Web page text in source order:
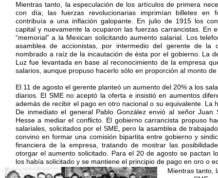
Mientras tanto, la especulación de los artículos de primera
con día; las fuerzas revolucionarias imprimían billetes en
contribuía a una inflación galopante. En julio de 1915 los
capital y nuevamente la ocuparon las fuerzas carrancistas. En
“memorial” a la Mexican solicitando aumento salarial. Los
asamblea de accionistas, por intermedio del gerente de la
nombrado a raíz de la incautación de ésta por el gobierno. La
Luz fue levantada en base al reconocimiento de la empresa
salarios, aunque propuso hacerlo sólo en proporción al monto
El 11 de agosto el gerente planteó un aumento del 20% a los
diarios. El SME no aceptó la oferta e insistió en aumentos
además de recibir el pago en otro nacional o su equivalente. La
De inmediato el general Pablo González envió al señor Juan
Hesse a mediar el conflicto. El gobierno carrancista propuso
salariales, solicitados por el SME, pero la asamblea de
convino en formar una comisión bipartita entre gobierno y
financiera de la empresa, tratando de mostrar las
otorgar el aumento solicitado. Para el 20 de agosto se pactan
los había solicitado y se mantiene el principio de pago en oro o
Mientras tanto,